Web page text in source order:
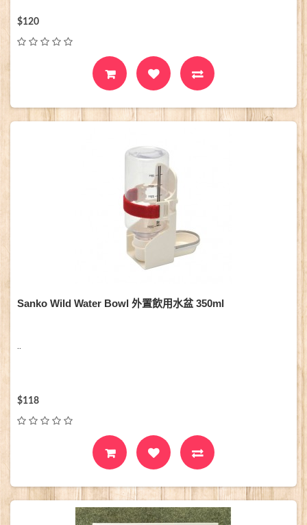
$120
Sanko Wild Water Bowl 外置飲用水盆 350ml
$118